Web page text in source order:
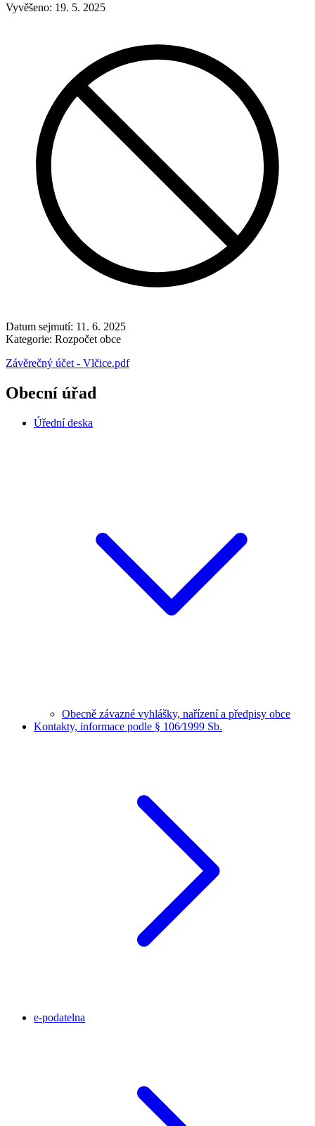
Vyvěšeno: 19. 5. 2025
Datum sejmutí: 11. 6. 2025
Kategorie: Rozpočet obce
Závěrečný účet - Vlčice.pdf
Obecní úřad
Úřední deska
Obecně závazné vyhlášky, nařízení a předpisy obce
Kontakty, informace podle § 106⁄1999 Sb.
e-podatelna